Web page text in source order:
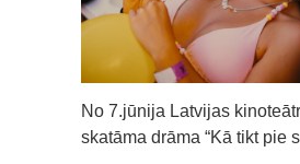
No 7.jūnija Latvijas
skatāma drāma “Kā tikt pie